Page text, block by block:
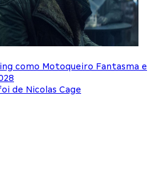
como Motoqueiro Fantasma e
de Nicolas Cage